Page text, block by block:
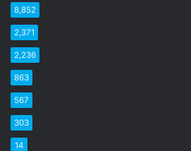
8,852
2,371
2,236
863
567
303
14